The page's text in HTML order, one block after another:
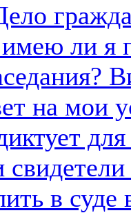
ли я
на мои
в суде